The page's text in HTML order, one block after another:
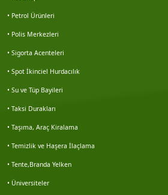
Nesim solmaz
Nuart mimarlık
Miraç önder mil
• Petrol Ürünleri
• Polis Merkezleri
• Sigorta Acenteleri
• Spot İkinciel Hurdacılık
• Su ve Tüp Bayileri
• Taksi Durakları
• Taşıma, Araç Kiralama
• Temizlik ve Haşera İlaçlama
• Tente,Branda Yelken
• Üniversiteler